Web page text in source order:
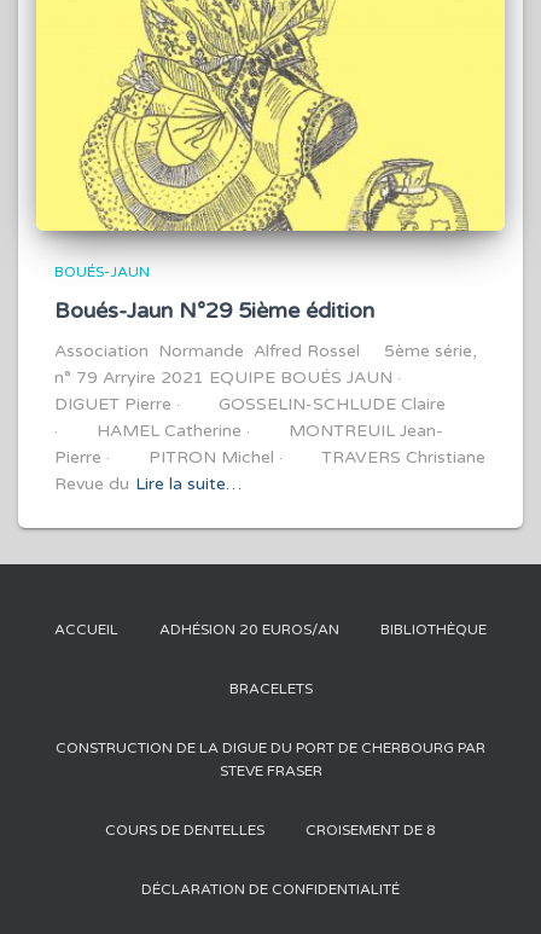
BOUÉS-JAUN
Boués-Jaun N°29 5ième édition
Association Normande Alfred Rossel 5ème série,
n° 79 Arryire 2021 EQUIPE BOUÉS JAUN ·
DIGUET Pierre · GOSSELIN-SCHLUDE Claire
· HAMEL Catherine · MONTREUIL Jean-
Pierre · PITRON Michel · TRAVERS Christiane
Revue du Lire la suite…
ACCUEIL ADHÉSION 20 EUROS/AN BIBLIOTHÈQUE
BRACELETS
CONSTRUCTION DE LA DIGUE DU PORT DE CHERBOURG PAR
STEVE FRASER
COURS DE DENTELLES CROISEMENT DE 8
DÉCLARATION DE CONFIDENTIALITÉ